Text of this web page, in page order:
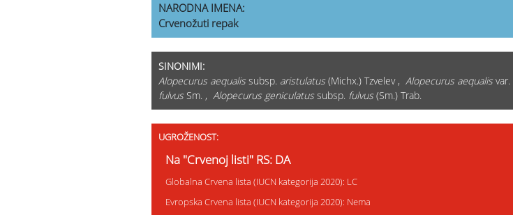
NARODNA IMENA:
Crvenožuti repak
SINONIMI:
Alopecurus aequalissubsp. aristulatus(Michx.) Tzvelev , Alopecurus aequalisvar.
fulvusSm. , Alopecurus geniculatussubsp. fulvus(Sm.) Trab.
UGROŽENOST:
Na "Crvenoj listi" RS: DA
Globalna Crvena lista (IUCN kategorija 2020): LC
Evropska Crvena lista (IUCN kategorija 2020): Nema